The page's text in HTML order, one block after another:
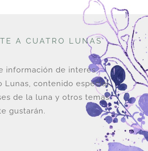
A CUATRO LUNAS
información de interés
Lunas, contenido especial
de la luna y otros temas
gustarán.